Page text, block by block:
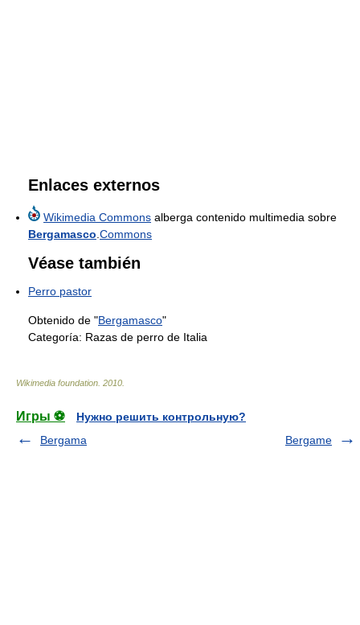
Enlaces externos
Wikimedia Commons alberga contenido multimedia sobre
Bergamasco Commons
Véase también
Perro pastor
Obtenido de "Bergamasco"
Categoría: Razas de perro de Italia
Wikimedia foundation 2010
Игры ⚽
Нужно решить контрольную?
Bergama
Bergame